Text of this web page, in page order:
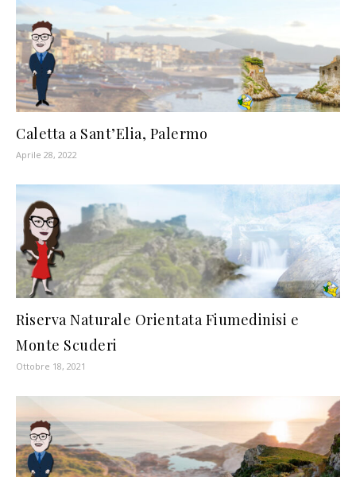
Caletta a Sant’Elia, Palermo
Aprile 28, 2022
Riserva Naturale Orientata Fiumedinisi e
Monte Scuderi
Ottobre 18, 2021